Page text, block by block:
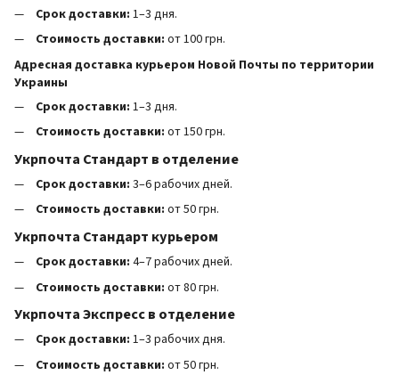
Срок доставки: 1–3 дня.
Стоимость доставки: от 100 грн.
Адресная доставка курьером Новой Почты по территории
Украины
Срок доставки: 1–3 дня.
Стоимость доставки: от 150 грн.
Укрпочта Стандарт в отделение
Срок доставки: 3–6 рабочих дней.
Стоимость доставки: от 50 грн.
Укрпочта Стандарт курьером
Срок доставки: 4–7 рабочих дней.
Стоимость доставки: от 80 грн.
Укрпочта Экспресс в отделение
Срок доставки: 1–3 рабочих дня.
Стоимость доставки: от 50 грн.